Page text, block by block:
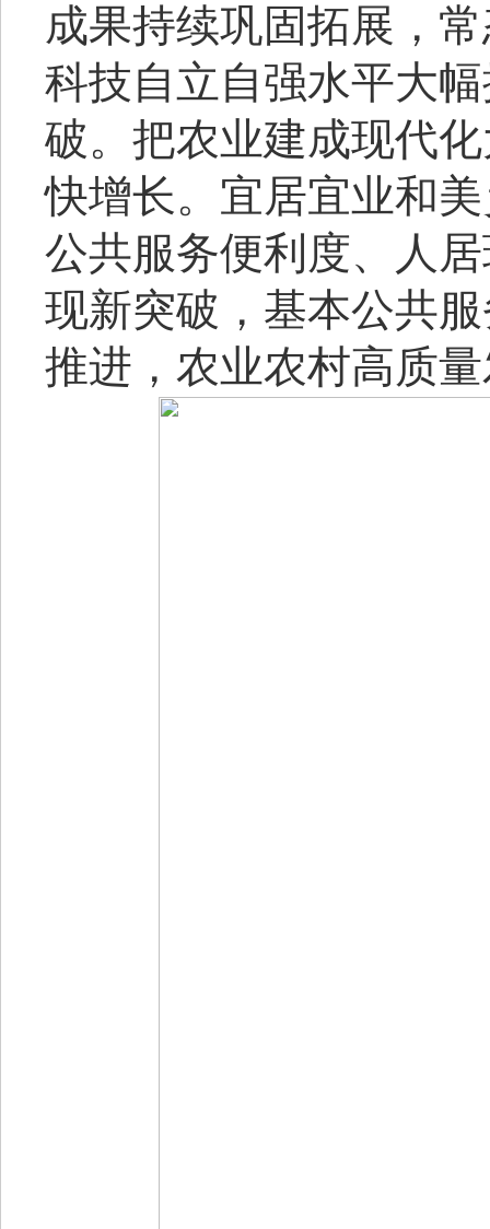
成果持续巩固拓展，
科技自立自强水平大
破。把农业建成现代
快增长。宜居宜业和
公共服务便利度、人
现新突破，基本公共
推进，农业农村高质